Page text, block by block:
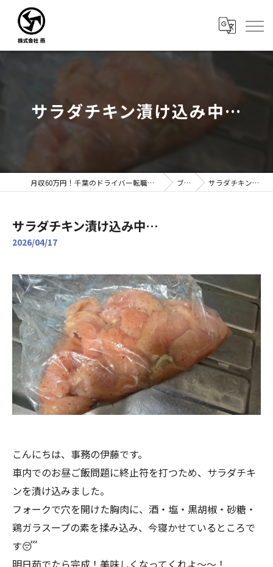
サラダチキン漬け込み中…
月収60万円！千葉のドライバー転職なら株式会社燕｜未経験歓迎 ブログ サラダチキン漬け込み中…
サラダチキン漬け込み中…
2026/04/17
こんにちは、事務の伊藤です。
車内でのお昼ご飯問題に終止符を打つため、サラダチキ
ンを漬け込みました。
フォークで穴を開けた胸肉に、酒・塩・黒胡椒・砂糖・
鶏ガラスープの素を揉み込み、今寝かせているところで
す😴
明日茹でたら完成！美味しくなってくれよ〜〜！